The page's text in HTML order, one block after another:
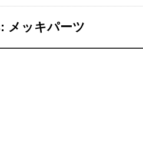
メッキパーツ